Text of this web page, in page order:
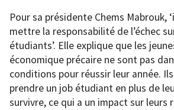
Pour sa présidente Chems Mabrouk,
mettre la responsabilité de l’échec
étudiants’. Elle explique que les
économique précaire ne sont pas
conditions pour réussir leur année.
prendre un job étudiant en plus de
survivre, ce qui a un impact sur leurs